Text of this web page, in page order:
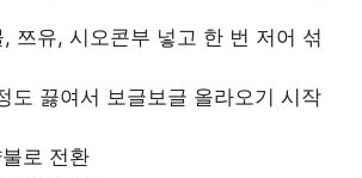
쯔유, 시오콘부 넣고 한 번 저어 섞
도 끓여서 보글보글 올라오기 시작
로 전환